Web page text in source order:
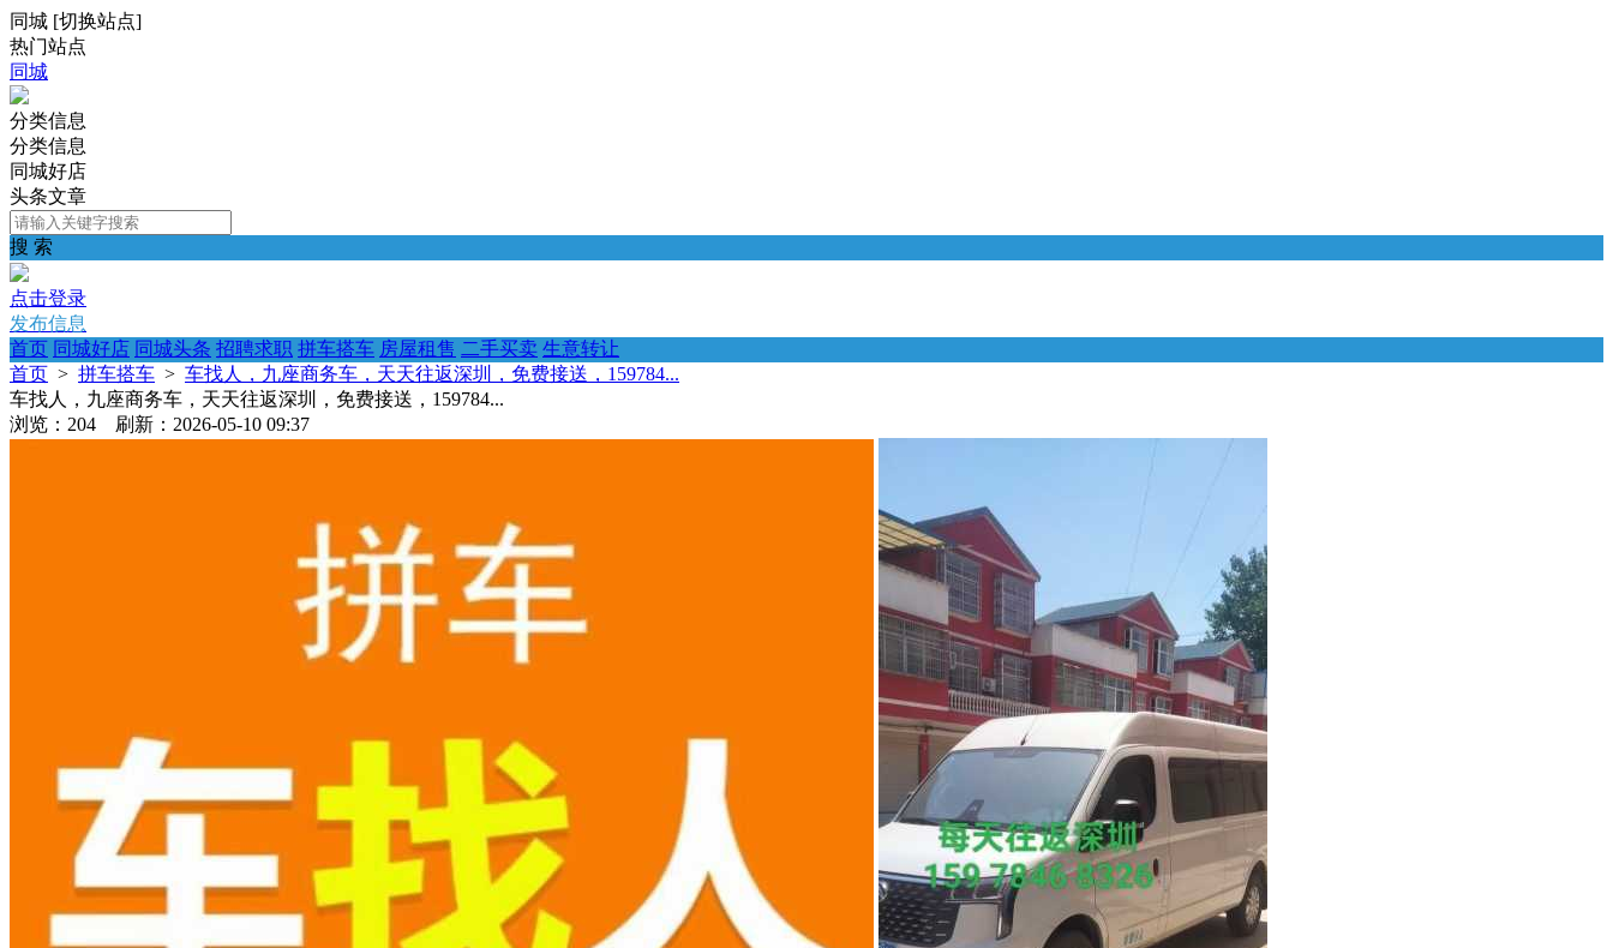
同城 [切换站点]
热门站点
同城
分类信息
分类信息
同城好店
头条文章
搜 索
点击登录
发布信息
首页 同城好店 同城头条 招聘求职 拼车搭车 房屋租售 二手买卖 生意转让
首页 > 拼车搭车 > 车找人，九座商务车，天天往返深圳，免费接送，159784...
车找人，九座商务车，天天往返深圳，免费接送，159784...
浏览：204 刷新：2026-05-10 09:37